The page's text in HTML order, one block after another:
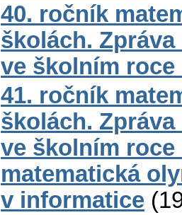
40. ročník
školách.
ve školním roce
41. ročník
školách.
ve školním roce
matematická
v informatice (